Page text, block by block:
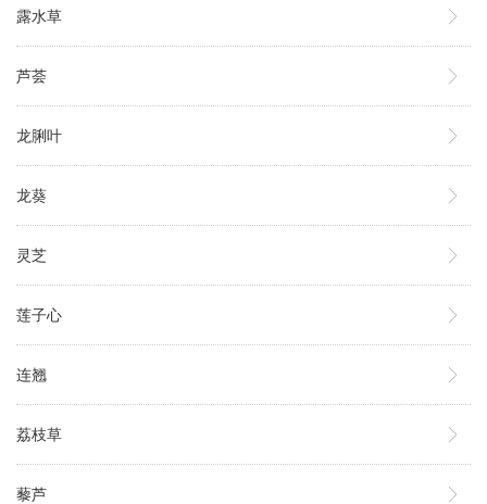
露水草
芦荟
龙脷叶
龙葵
灵芝
莲子心
连翘
荔枝草
藜芦